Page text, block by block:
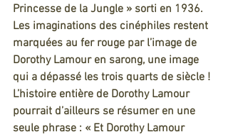
Princesse de la Jungle » sorti en 1936.
Les imaginations des cinéphiles restent
marquées au fer rouge par l’image de
Dorothy Lamour en sarong, une image
qui a dépassé les trois quarts de siècle !
L’histoire entière de Dorothy Lamour
pourrait d’ailleurs se résumer en une
seule phrase : « Et Dorothy Lamour